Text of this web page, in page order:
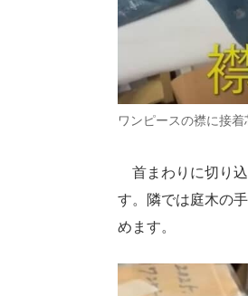
ワンピースの襟に接
首まわりに切り込
す。隣では庭木の
めます。